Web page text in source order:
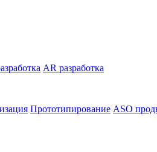
AR разработка
Прототипирование ASO